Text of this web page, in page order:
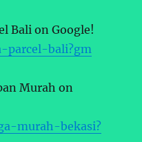
Bali on Google!
bali?gm
Murah on
murah-bekasi?